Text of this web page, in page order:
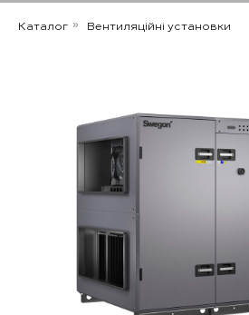
Каталог » Вентиляційні установки